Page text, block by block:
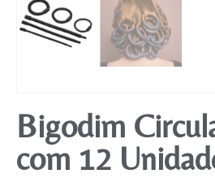
Bigodim
com 12